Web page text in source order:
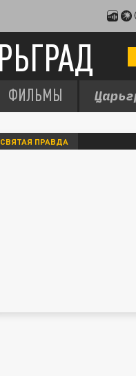
ФИЛЬМЫ
СВЯТАЯ ПРАВДА